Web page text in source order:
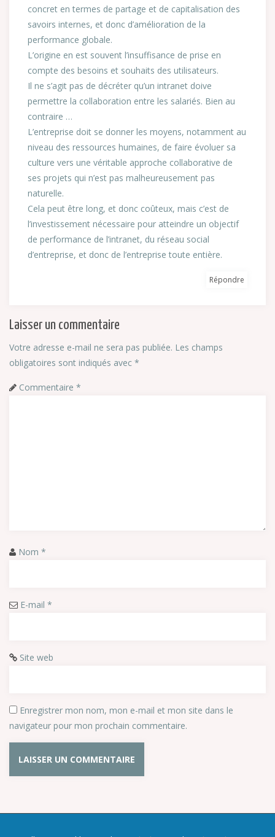
concret en termes de partage et de capitalisation des
savoirs internes, et donc d’amélioration de la
performance globale.
L’origine en est souvent l’insuffisance de prise en
compte des besoins et souhaits des utilisateurs.
Il ne s’agit pas de décréter qu’un intranet doive
permettre la collaboration entre les salariés. Bien au
contraire …
L’entreprise doit se donner les moyens, notamment au
niveau des ressources humaines, de faire évoluer sa
culture vers une véritable approche collaborative de
ses projets qui n’est pas malheureusement pas
naturelle.
Cela peut être long, et donc coûteux, mais c’est de
l’investissement nécessaire pour atteindre un objectif
de performance de l’intranet, du réseau social
d’entreprise, et donc de l’entreprise toute entière.
Répondre
Laisser un commentaire
Votre adresse e-mail ne sera pas publiée. Les champs
obligatoires sont indiqués avec *
Commentaire *
Nom *
E-mail *
Site web
Enregistrer mon nom, mon e-mail et mon site dans le
navigateur pour mon prochain commentaire.